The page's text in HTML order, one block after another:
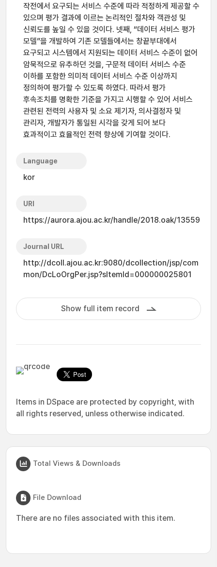
작전에서 요구되는 서비스 수준에 따라 적정하게 제공할 수
있으며 평가 결과에 이르는 논리적인 절차와 객관성 및
신뢰도를 높일 수 있을 것이다. 넷째, “데이터 서비스 평가
모델”을 개발하여 기존 모델들에서는 창끝부대에서
요구되고 시스템에서 지원되는 데이터 서비스 수준이 없어
암묵적으로 유추하던 것을, 구문적 데이터 서비스 수준
이하를 포함한 의미적 데이터 서비스 수준 이상까지
정의하여 평가할 수 있도록 하였다. 따라서 평가
후속조치를 명확한 기준을 가지고 시행할 수 있어 서비스
관련된 전력의 사용자 및 소요 제기자, 의사결정자 및
관리자, 개발자가 통일된 시각을 갖게 되어 보다
효과적이고 효율적인 전력 향상에 기여할 것이다.
Language
kor
URI
https://aurora.ajou.ac.kr/handle/2018.oak/13559
Journal URL
http://dcoll.ajou.ac.kr:9080/dcollection/jsp/com
mon/DcLoOrgPer.jsp?sItemId=000000025801
Show full item record
Items in DSpace are protected by copyright, with
all rights reserved, unless otherwise indicated.
Total Views & Downloads
File Download
There are no files associated with this item.